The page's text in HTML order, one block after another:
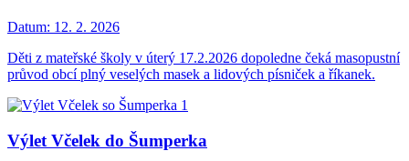
Datum: 12. 2. 2026
Děti z mateřské školy v úterý 17.2.2026 dopoledne čeká masopustní
průvod obcí plný veselých masek a lidových písniček a říkanek.
Výlet Včelek do Šumperka